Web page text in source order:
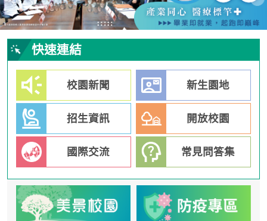
快速連結
校園新聞 新生園地
招生資訊 開放校園
國際交流 常見問答集